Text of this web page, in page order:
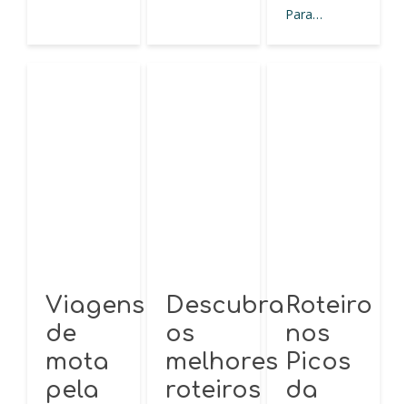
Para…
Viagens
de
mota
pela
Descubra
os
melhores
roteiros
Roteiro
nos
Picos
da